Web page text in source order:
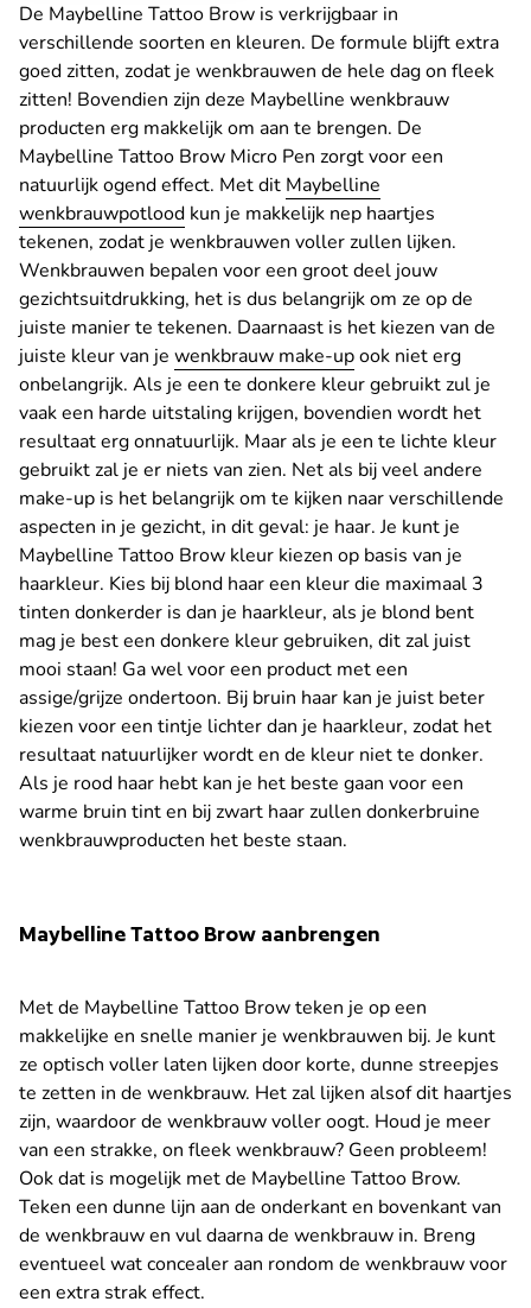
De Maybelline Tattoo Brow is verkrijgbaar in
verschillende soorten en kleuren. De formule blijft extra
goed zitten, zodat je wenkbrauwen de hele dag on fleek
zitten! Bovendien zijn deze Maybelline wenkbrauw
producten erg makkelijk om aan te brengen. De
Maybelline Tattoo Brow Micro Pen zorgt voor een
natuurlijk ogend effect. Met dit Maybelline
wenkbrauwpotlood kun je makkelijk nep haartjes
tekenen, zodat je wenkbrauwen voller zullen lijken.
Wenkbrauwen bepalen voor een groot deel jouw
gezichtsuitdrukking, het is dus belangrijk om ze op de
juiste manier te tekenen. Daarnaast is het kiezen van de
juiste kleur van je wenkbrauw make-upook niet erg
onbelangrijk. Als je een te donkere kleur gebruikt zul je
vaak een harde uitstaling krijgen, bovendien wordt het
resultaat erg onnatuurlijk. Maar als je een te lichte kleur
gebruikt zal je er niets van zien. Net als bij veel andere
make-up is het belangrijk om te kijken naar verschillende
aspecten in je gezicht, in dit geval: je haar. Je kunt je
Maybelline Tattoo Brow kleur kiezen op basis van je
haarkleur. Kies bij blond haar een kleur die maximaal 3
tinten donkerder is dan je haarkleur, als je blond bent
mag je best een donkere kleur gebruiken, dit zal juist
mooi staan! Ga wel voor een product met een
assige/grijze ondertoon. Bij bruin haar kan je juist beter
kiezen voor een tintje lichter dan je haarkleur, zodat het
resultaat natuurlijker wordt en de kleur niet te donker.
Als je rood haar hebt kan je het beste gaan voor een
warme bruin tint en bij zwart haar zullen donkerbruine
wenkbrauwproducten het beste staan.
Maybelline Tattoo Brow aanbrengen
Met de Maybelline Tattoo Brow teken je op een
makkelijke en snelle manier je wenkbrauwen bij. Je kunt
ze optisch voller laten lijken door korte, dunne streepjes
te zetten in de wenkbrauw. Het zal lijken alsof dit haartjes
zijn, waardoor de wenkbrauw voller oogt. Houd je meer
van een strakke, on fleek wenkbrauw? Geen probleem!
Ook dat is mogelijk met de Maybelline Tattoo Brow.
Teken een dunne lijn aan de onderkant en bovenkant van
de wenkbrauw en vul daarna de wenkbrauw in. Breng
eventueel wat concealer aan rondom de wenkbrauw voor
een extra strak effect.